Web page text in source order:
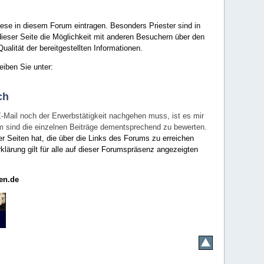
in diesem Forum eintragen. Besonders Priester sind in
Seite die Möglichkeit mit anderen Besuchern über den
der bereitgestellten Informationen.
Sie unter:
noch der Erwerbstätigkeit nachgehen muss, ist es mir
die einzelnen Beiträge dementsprechend zu bewerten.
Seiten hat, die über die Links des Forums zu erreichen
gilt für alle auf dieser Forumspräsenz angezeigten